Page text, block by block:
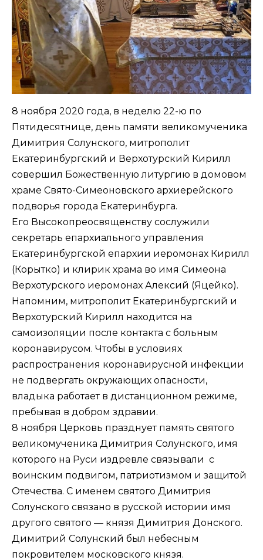
8 ноября 2020 года, в неделю 22-ю по
Пятидесятнице, день памяти великомученика
Димитрия Солунского, митрополит
Екатеринбургский и Верхотурский Кирилл
совершил Божественную литургию в домовом
храме Свято-Симеоновского архиерейского
подворья города Екатеринбурга.
Его Высокопреосвященству сослужили
секретарь епархиального управления
Екатеринбургской епархии иеромонах Кирилл
(Корытко) и клирик храма во имя Симеона
Верхотурского иеромонах Алексий (Яцейко).
Напомним, митрополит Екатеринбургский и
Верхотурский Кирилл находится на
самоизоляции после контакта с больным
коронавирусом. Чтобы в условиях
распространения коронавирусной инфекции
не подвергать окружающих опасности,
владыка работает в дистанционном режиме,
пребывая в добром здравии.
8 ноября Церковь празднует память святого
великомученика Димитрия Солунского, имя
которого на Руси издревле связывали с
воинским подвигом, патриотизмом и защитой
Отечества. С именем святого Димитрия
Солунского связано в русской истории имя
другого святого — князя Димитрия Донского.
Димитрий Солунский был небесным
покровителем московского князя.